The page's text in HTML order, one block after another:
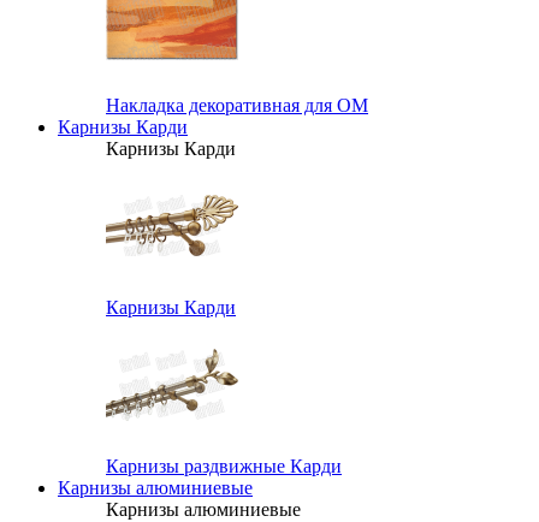
Накладка декоративная для ОМ
Карнизы Карди
Карнизы Карди
Карнизы Карди
Карнизы раздвижные Карди
Карнизы алюминиевые
Карнизы алюминиевые